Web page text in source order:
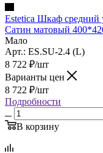
Estetica Шкаф средний
Сатин матовый
Мало
Арт.: ES.SU-2.4 (L)
8 722 ₽/шт
Варианты цен
8 722 ₽/шт
Подробности
В корзину